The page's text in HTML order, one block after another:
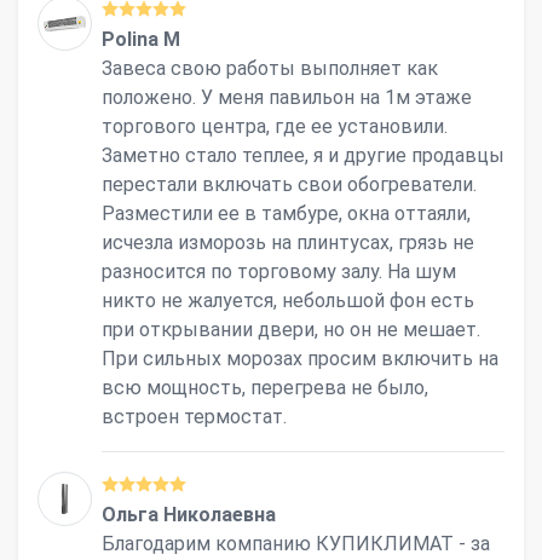
Polina M
Завеса свою работы выполняет как
положено. У меня павильон на 1м этаже
торгового центра, где ее установили.
Заметно стало теплее, я и другие продавцы
перестали включать свои обогреватели.
Разместили ее в тамбуре, окна оттаяли,
исчезла изморозь на плинтусах, грязь не
разносится по торговому залу. На шум
никто не жалуется, небольшой фон есть
при открывании двери, но он не мешает.
При сильных морозах просим включить на
всю мощность, перегрева не было,
встроен термостат.
Ольга Николаевна
Благодарим компанию КУПИКЛИМАТ - за